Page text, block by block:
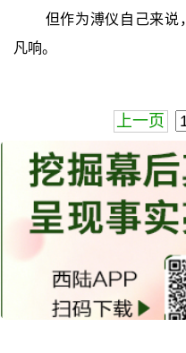
但作为溥仪自己来说
凡响。
上一页